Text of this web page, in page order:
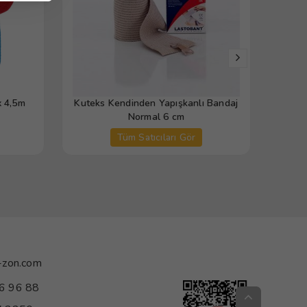
4,5m
Kuteks Kendinden Yapışkanlı Bandaj
Normal 6 cm
Tüm Satıcıları Gör
96 88